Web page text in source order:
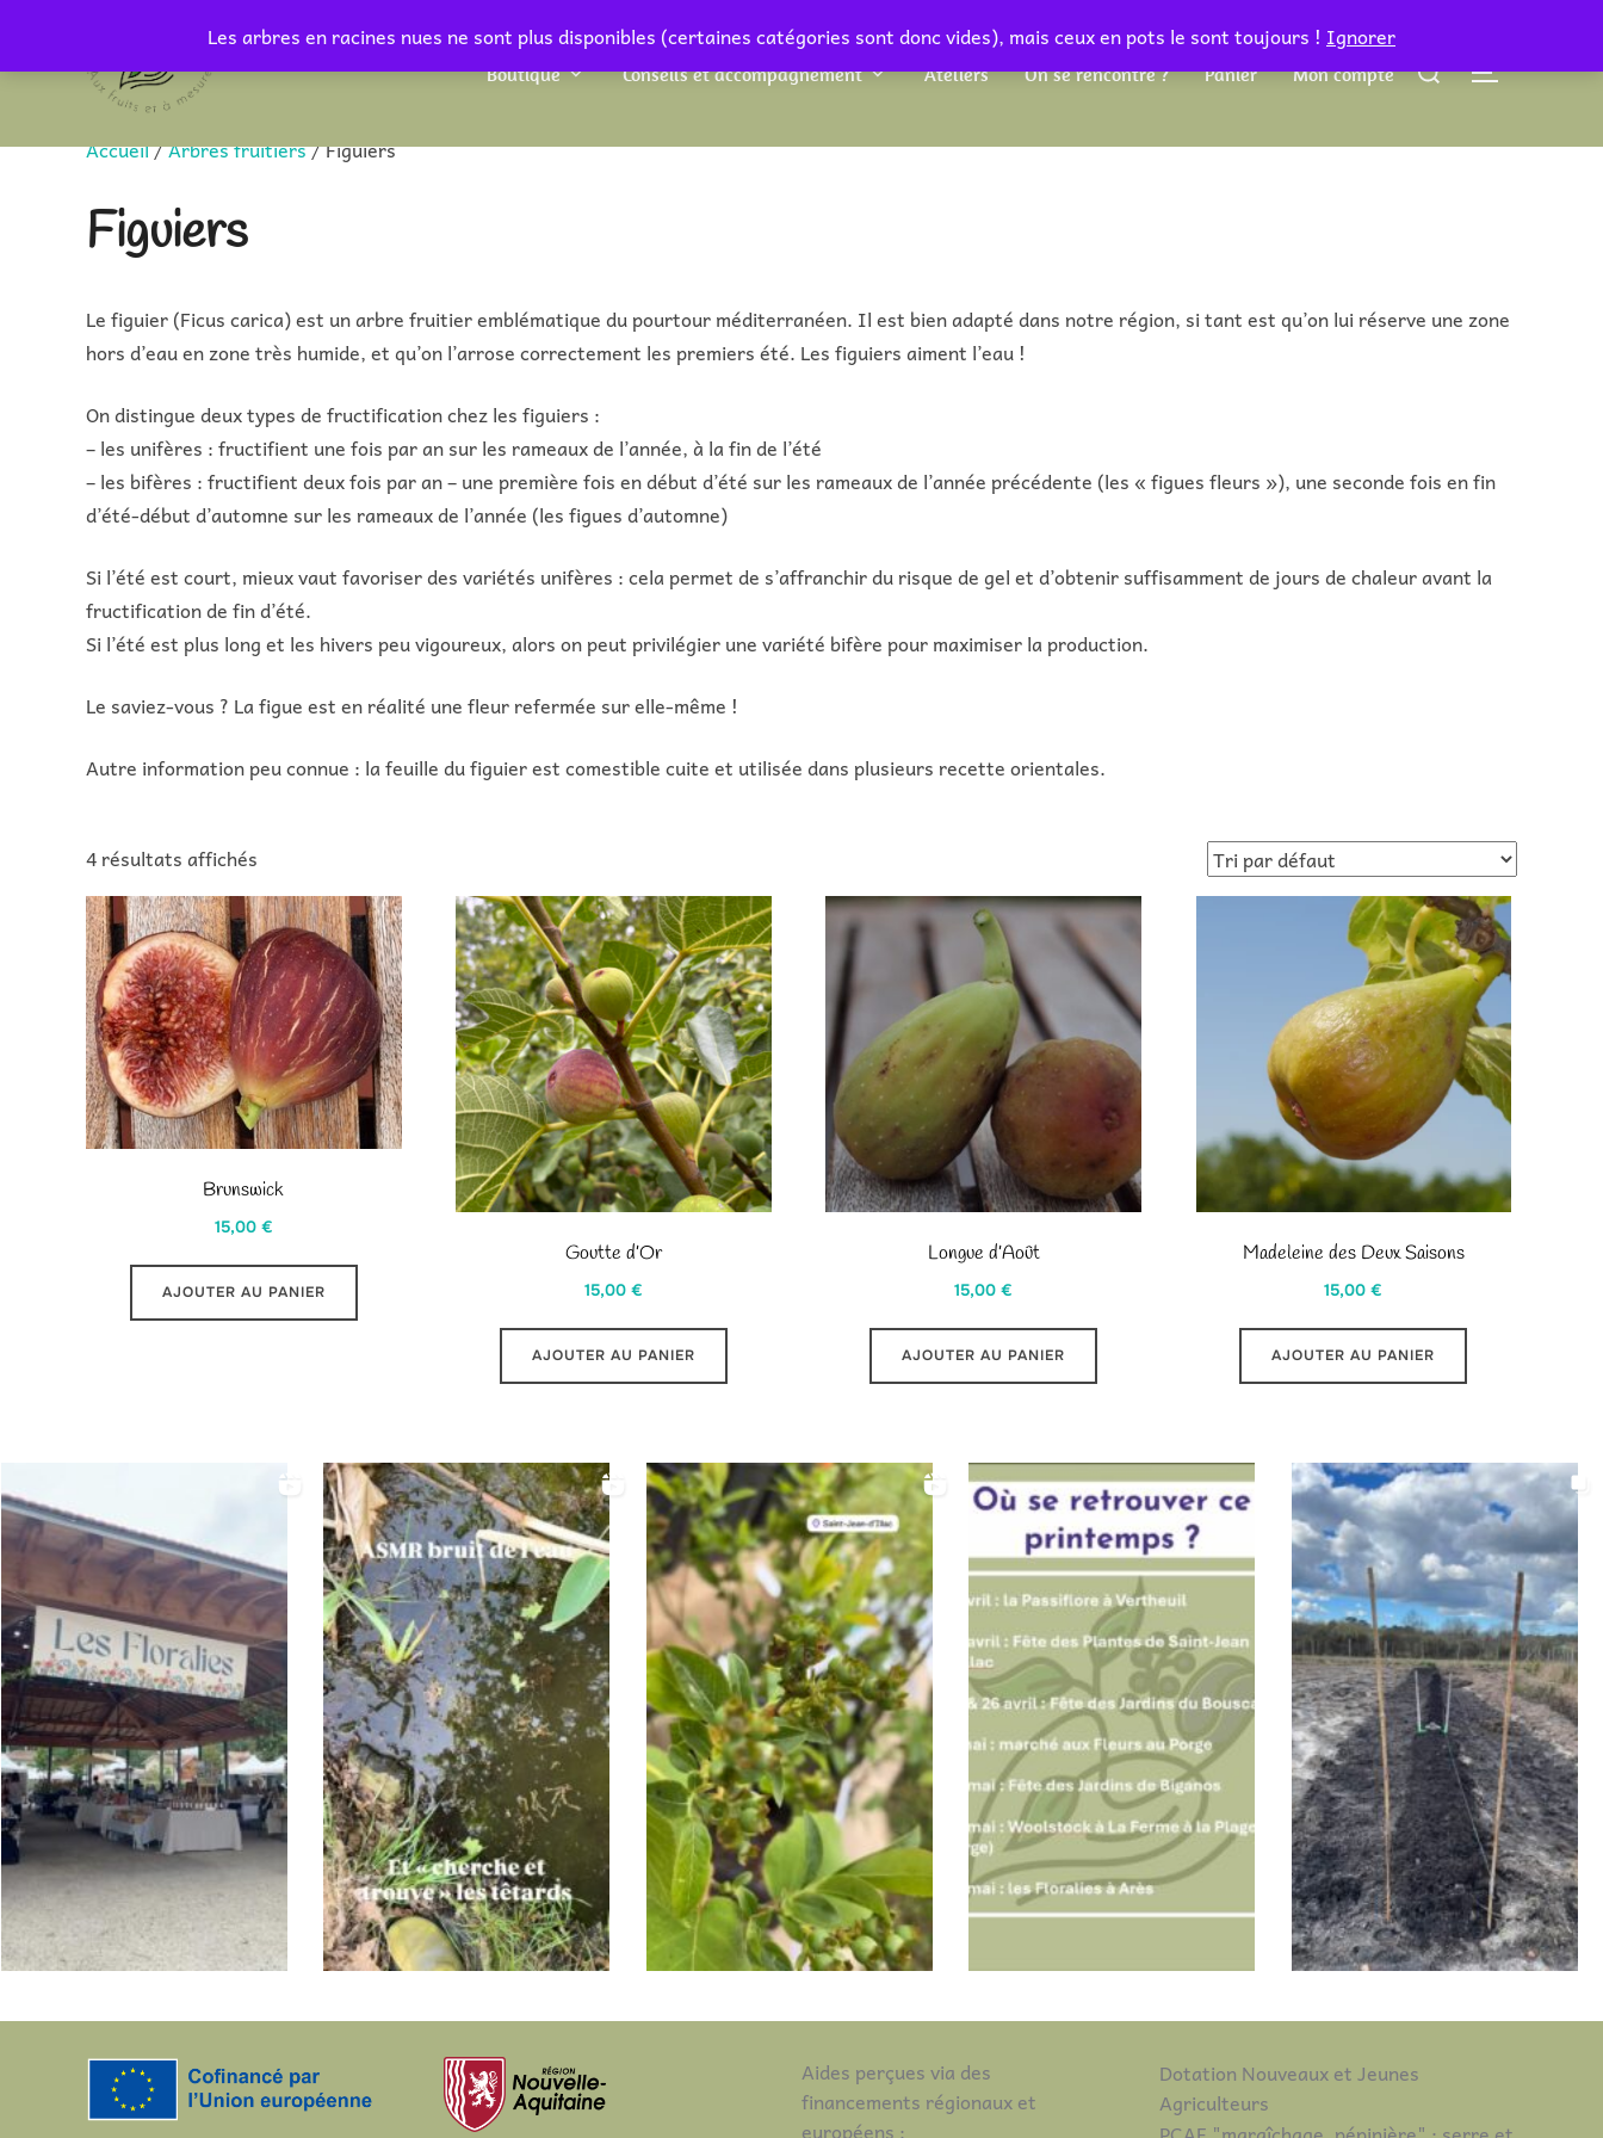
Les arbres en racines nues ne sont plus disponibles (certaines catégories sont donc vides), mais ceux en pots le sont toujours ! Ignorer
contenu
Boutique Conseils et accompagnement Ateliers On se rencontre ? Panier Mon compte
Accueil/Arbres fruitiers/ Figuiers
Figuiers
Le figuier (Ficus carica) est un arbre fruitier emblématique du pourtour méditerranéen. Il est bien adapté dans notre région, si tant est qu’on lui réserve une zone
hors d’eau en zone très humide, et qu’on l’arrose correctement les premiers été. Les figuiers aiment l’eau !
On distingue deux types de fructification chez les figuiers :
– les unifères : fructifient une fois par an sur les rameaux de l’année, à la fin de l’été
– les bifères : fructifient deux fois par an – une première fois en début d’été sur les rameaux de l’année précédente (les « figues fleurs »), une seconde fois en fin
d’été-début d’automne sur les rameaux de l’année (les figues d’automne)
Si l’été est court, mieux vaut favoriser des variétés unifères : cela permet de s’affranchir du risque de gel et d’obtenir suffisamment de jours de chaleur avant la
fructification de fin d’été.
Si l’été est plus long et les hivers peu vigoureux, alors on peut privilégier une variété bifère pour maximiser la production.
Le saviez-vous ? La figue est en réalité une fleur refermée sur elle-même !
Autre information peu connue : la feuille du figuier est comestible cuite et utilisée dans plusieurs recette orientales.
4 résultats affichés
Brunswick
15,00 €
AJOUTER AU PANIER
Goutte d’Or
15,00 €
AJOUTER AU PANIER
Longue d’Août
15,00€
AJOUTER AU PANIER
Madeleine des Deux Saisons
15,00€
AJOUTER AU PANIER
Aides perçues via des
financements régionaux et
européens :
Dotation Nouveaux et Jeunes
Agriculteurs